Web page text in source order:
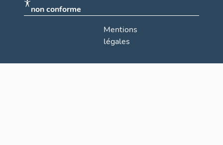
non conforme
Mentions
légales